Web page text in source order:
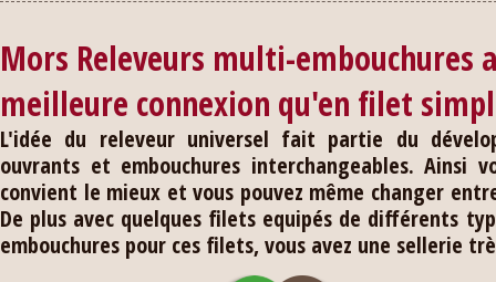
Mors Releveurs multi-embouchures
meilleure connexion qu'en filet
L'idée du releveur universel fait partie du
ouvrants et embouchures interchangeables. Ainsi
convient le mieux et vous pouvez même changer
De plus avec quelques filets equipés de différents
embouchures pour ces filets, vous avez une sellerie